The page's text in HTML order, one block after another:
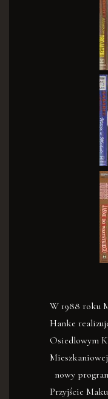
W 1988 roku
Hanke
Osiedlowym
nowy
Przyjście